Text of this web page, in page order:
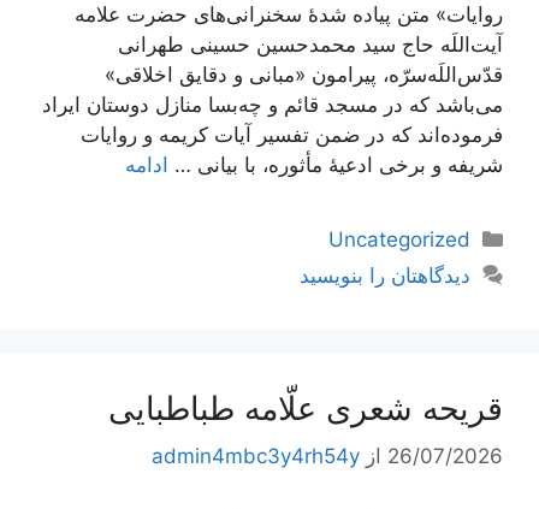
روایات» متن پیاده شدۀ سخنرانی‌های حضرت علامه
آیت‌اللَه حاج سید محمدحسین حسینی طهرانی
قدّس‌اللَه‌سرّه، پیرامون «مبانی و دقایق اخلاقی»
می‌باشد که در مسجد قائم و چه‌بسا منازل دوستان ایراد
فرموده‌اند که در ضمن تفسیر آیات کریمه و روایات
شریفه و برخی ادعیۀ مأثوره، با بیانی … ادامه
دسته‌ها
Uncategorized
دیدگاهتان را بنویسید
قریحه شعری علّامه طباطبایی
26/07/2026 از admin4mbc3y4rh54y